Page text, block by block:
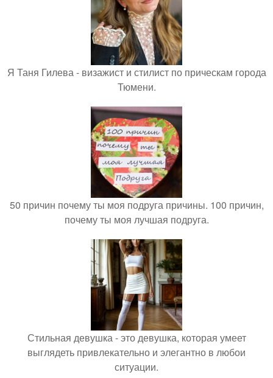
Я Таня Гилева - визажист и стилист по прическам города
Тюмени.
50 причин почему ты моя подруга причины. 100 причин,
почему ты моя лучшая подруга.
Стильная девушка - это девушка, которая умеет
выглядеть привлекательно и элегантно в любои
ситуации.